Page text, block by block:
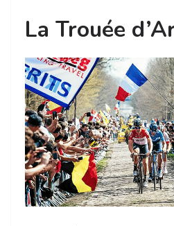
La Trouée